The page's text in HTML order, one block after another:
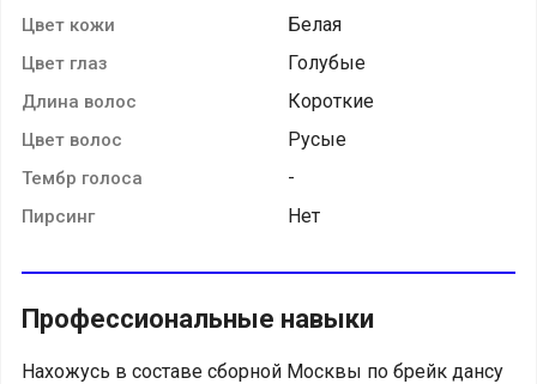
Цвет кожи Белая
Цвет глаз Голубые
Длина волос Короткие
Цвет волос Русые
Тембр голоса -
Пирсинг Нет
Профессиональные навыки
Нахожусь в составе сборной Москвы по брейк дансу